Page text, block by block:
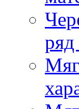
ряд